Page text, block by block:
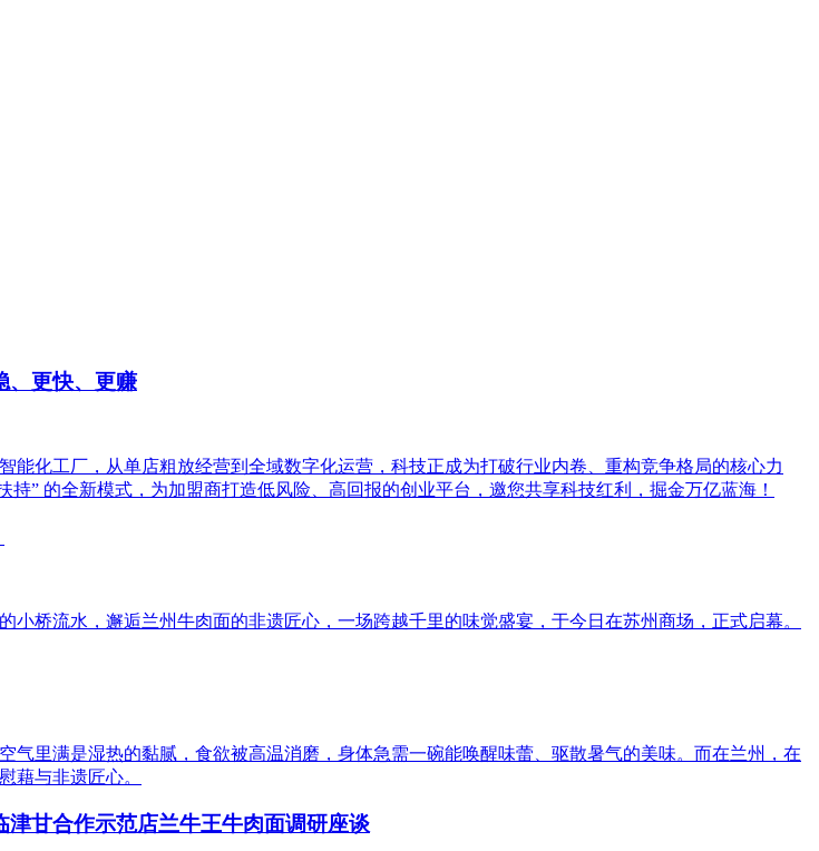
、更快、更赚
化工厂，从单店粗放经营到全域数字化运营，科技正成为打破行业内卷、重构竞争格局的核心力
” 的全新模式，为加盟商打造低风险、高回报的创业平台，邀您共享科技红利，掘金万亿蓝海！
桥流水，邂逅兰州牛肉面的非遗匠心，一场跨越千里的味觉盛宴，于今日在苏州商场，正式启幕。
里满是湿热的黏腻，食欲被高温消磨，身体急需一碗能唤醒味蕾、驱散暑气的美味。而在兰州，在
藉与非遗匠心。
甘合作示范店兰牛王牛肉面调研座谈